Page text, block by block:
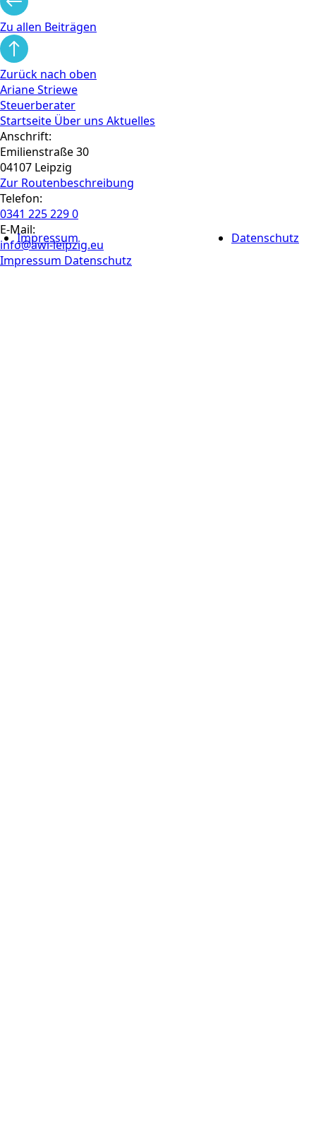
Impressum Datenschutz
Zu allen Beiträgen
Zurück nach oben
Ariane Striewe
Steuerberater
Startseite Über uns Aktuelles
Anschrift:
Emilienstraße 30
04107 Leipzig
Zur Routen­beschreibung
Telefon:
0341 225 229 0
E-Mail:
info@awi-leipzig.eu
Impressum Datenschutz